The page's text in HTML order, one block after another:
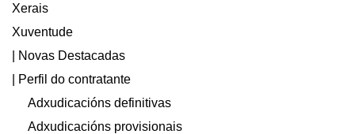
Xerais
Xuventude
| Novas Destacadas
| Perfil do contratante
Adxudicacións definitivas
Adxudicacións provisionais